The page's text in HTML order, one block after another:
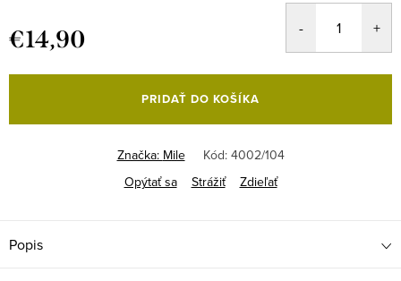
€14,90
cena:
PRIDAŤ DO KOŠÍKA
Značka: Mile Kód: 4002/104
Opýtať sa
Strážiť Zdieľať
Popis